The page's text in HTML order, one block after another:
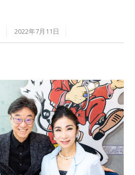
2022年7月11日